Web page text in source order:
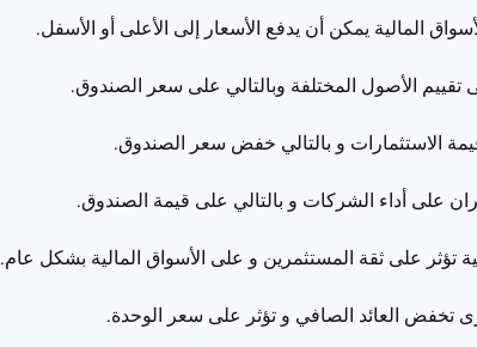
المالية يمكن أن يدفع الأسعار إلى الأعلى أو الأسفل.
تقييم الأصول المختلفة وبالتالي على سعر الصندوق.
الاستثمارات و بالتالي خفض سعر الصندوق.
على أداء الشركات و بالتالي على قيمة الصندوق.
تؤثر على ثقة المستثمرين و على الأسواق المالية بشكل عام.
تخفض العائد الصافي و تؤثر على سعر الوحدة.